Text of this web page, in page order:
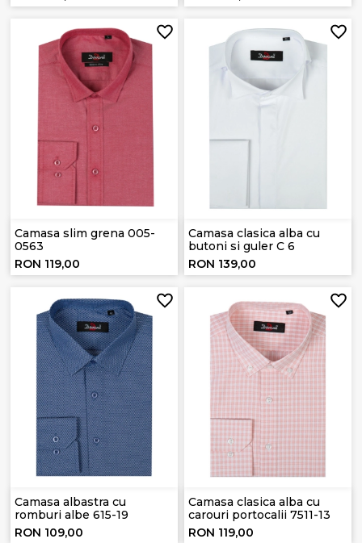
Camasa slim grena 005-
0563
RON 119,00
Camasa clasica alba cu
butoni si guler C 6
RON 139,00
Camasa albastra cu
romburi albe 615-19
RON 109,00
Camasa clasica alba cu
carouri portocalii 7511-13
RON 119,00